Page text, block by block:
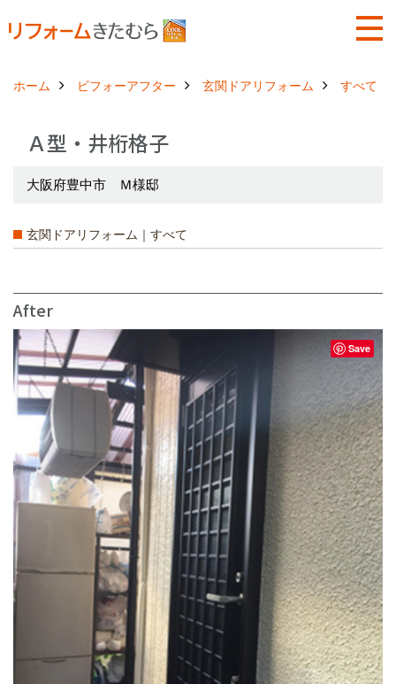
ホーム ビフォーアフター 玄関ドアリフォーム すべて
Ａ型・井桁格子
大阪府豊中市 Ｍ様邸
玄関ドアリフォーム｜すべて
After
Save